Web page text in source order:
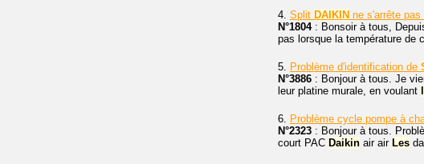
4. Split DAIKIN ne s'arrête
N°1804: Bonsoir à tous,
pas lorsque la température de
5. Problème d'identification de
N°3886 : Bonjour à tous. Je
leur platine murale, en voulant
6. Problème cycle pompe à
N°2323 : Bonjour à tous.
court PAC Daikin air air Les